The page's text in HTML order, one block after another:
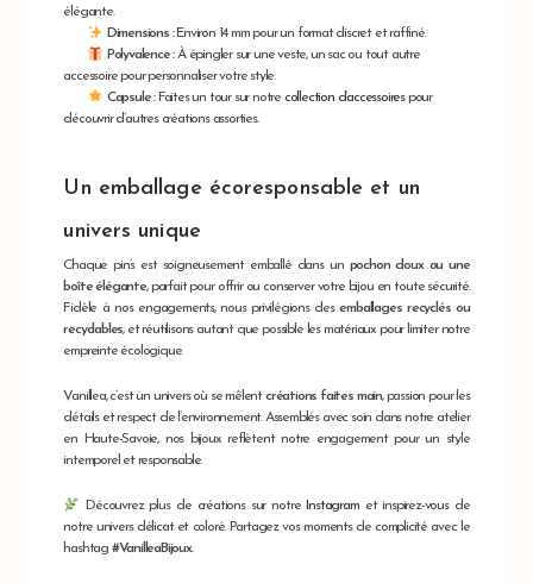
élégante.
Dimensions :Environ 14 mm pour un format discret et raffiné.
Polyvalence :À épingler sur une veste, un sac ou tout autre
accessoire pour personnaliser votre style.
Capsule :Faites un tour sur notre collection d’accessoirespour
découvrir d’autres créations assorties.
Un emballage écoresponsable et un
univers unique
Chaque pin’s est soigneusement emballé dans un pochon doux ou une
boîte élégante, parfait pour offrir ou conserver votre bijou en toute sécurité.
Fidèle à nos engagements, nous privilégions desemballages recyclés ou
recyclables, et réutilisons autant que possible les matériaux pour limiter notre
empreinte écologique.
Vanillea, c’est un univers où se mêlentcréations faites main, passion pour les
détails et respect de l’environnement. Assemblés avec soin dans notre atelier
en Haute-Savoie, nos bijoux reflètent notre engagement pour un style
intemporel et responsable.
Découvrez plus de créations sur notreInstagramet inspirez-vous de
notre univers délicat et coloré. Partagez vos moments de complicité avec le
hashtag #VanilleaBijoux